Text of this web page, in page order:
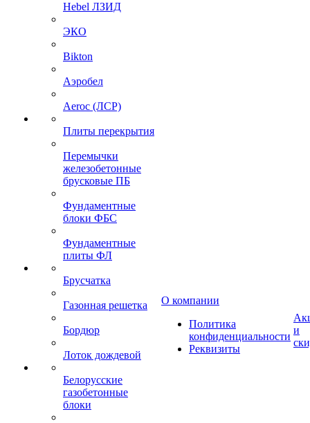
Hebel ЛЗИД
ЭКО
Bikton
Аэробел
Aeroc (ЛСР)
Плиты перекрытия
Перемычки
железобетонные
брусковые ПБ
Фундаментные
блоки ФБС
Фундаментные
плиты ФЛ
Брусчатка
Газонная решетка
Бордюр
Лоток дождевой
Белорусские
газобетонные
блоки
О компании
Политика
конфиденциальности
Реквизиты
и